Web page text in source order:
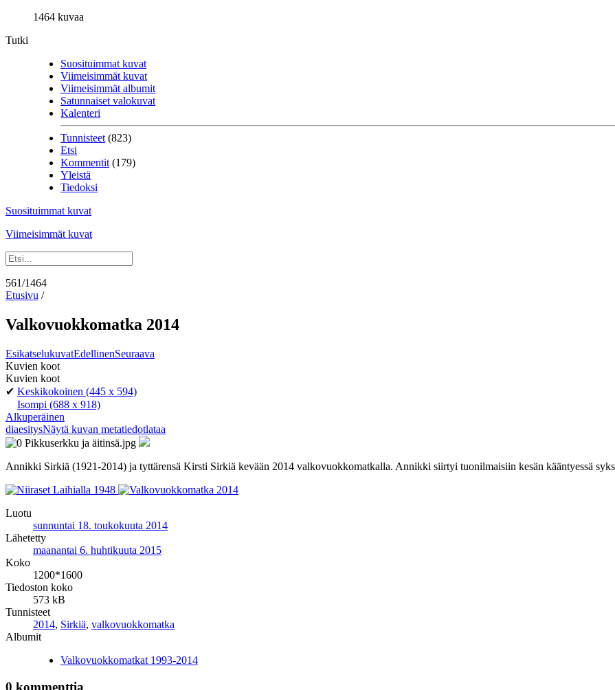
1464 kuvaa
Tutki
Suosituimmat kuvat
Viimeisimmät kuvat
Viimeisimmät albumit
Satunnaiset valokuvat
Kalenteri
Tunnisteet (823)
Etsi
Kommentit (179)
Yleistä
Tiedoksi
Suosituimmat kuvat
Viimeisimmät kuvat
561/1464
Etusivu /
Valkovuokkomatka 2014
EsikatselukuvatEdellinenSeuraava
Kuvien koot
Kuvien koot
✔ Keskikokoinen (445 x 594)
Isompi (688 x 918)
Alkuperäinen
diaesitysNäytä kuvan metatiedotlataa
Annikki Sirkiä (1921-2014) ja tyttärensä Kirsti Sirkiä kevään 2014 valkovuokkomatkalla. Annikki siirtyi tuonilmaisiin kesän kääntyessä
Luotu
sunnuntai 18. toukokuuta 2014
Lähetetty
maanantai 6. huhtikuuta 2015
Koko
1200*1600
Tiedoston koko
573 kB
Tunnisteet
2014, Sirkiä, valkovuokkomatka
Albumit
Valkovuokkomatkat 1993-2014
0 kommenttia